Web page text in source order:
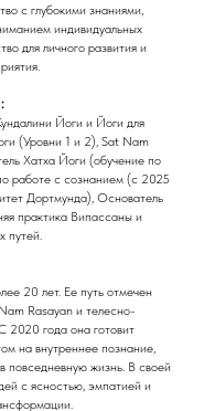
с глубокими знаниями,
индивидуальных
для личного развития и
Йоги и Йоги для
(Уровни 1 и 2), Sat Nam
Хатха Йоги (обучение по
работе с сознанием (с 2025
Дортмунда), Основатель
практика Випассаны и
путей.
20 лет. Ее путь отмечен
Rasayan и телесно-
2020 года она готовит
на внутреннее познание,
повседневную жизнь. В своей
с ясностью, эмпатией и